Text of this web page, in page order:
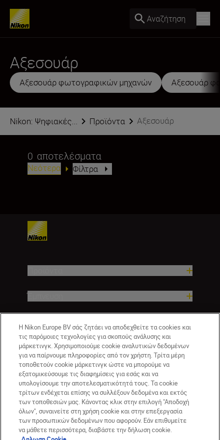
Αναζήτηση
Αξεσουάρ
Αξεσουάρ φωτογραφικών μηχανών Αξεσουάρ
Nikon: Ψηφιακές... Προϊόντα Αξεσουάρ
0 αποτελέσματα
Νεότερα Φίλτρα
Εταιρεία
Η Nikon Europe BV σάς ζητάει να αποδεχθείτε τα cookies και
τις παρόμοιες τεχνολογίες για σκοπούς ανάλυσης και
μάρκετινγκ. Χρησιμοποιούμε cookie αναλυτικών δεδομένων
για να παίρνουμε πληροφορίες από τον χρήστη. Τρίτα μέρη
τοποθετούν cookie μάρκετινγκ ώστε να μπορούμε να
εξατομικεύσουμε τις διαφημίσεις για εσάς και να
υπολογίσουμε την αποτελεσματικότητά τους. Τα cookie
τρίτων ενδέχεται επίσης να συλλέξουν δεδομένα και εκτός
των τοποθεσιών μας. Κάνοντας κλικ στην επιλογή "Αποδοχή
όλων", συναινείτε στη χρήση cookie και στην επεξεργασία
των προσωπικών δεδομένων που αφορούν. Εάν επιθυμείτε
να μάθετε περισσότερα, διαβάστε την δήλωση cookie.